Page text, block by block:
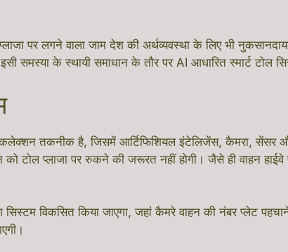
पर लगने वाला जाम देश की अर्थव्यवस्था के लिए भी
समस्या के स्थायी समाधान के तौर पर AI आधारित स्मार्ट टोल
तकनीक है, जिसमें आर्टिफिशियल इंटेलिजेंस, कैमरा, सेंसर
टोल प्लाजा पर रुकने की जरूरत नहीं होगी। जैसे ही वाहन
सिस्टम विकसित किया जाएगा, जहां कैमरे वाहन की नंबर प्लेट